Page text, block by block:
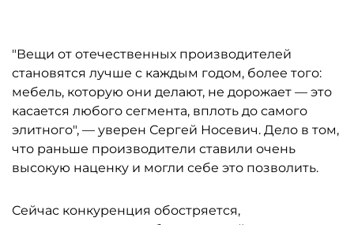
"Вещи от отечественных производителей
становятся лучше с каждым годом, более того:
мебель, которую они делают, не дорожает — это
касается любого сегмента, вплоть до самого
элитного", — уверен Сергей Носевич. Дело в том,
что раньше производители ставили очень
высокую наценку и могли себе это позволить.
Сейчас конкуренция обостряется,